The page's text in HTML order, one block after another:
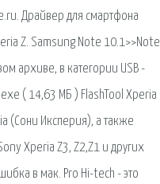
Драйвер для смартфона
Z. Samsung Note 10.1>>Note
архиве, в категории USB -
( 14,63 МБ ) FlashTool Xperia
(Сони Иксперия), а также
Xperia Z3, Z2,Z1 и других
в мак. Pro Hi-tech - это